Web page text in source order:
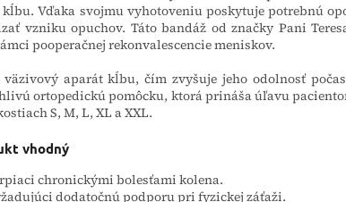
kĺbu. Vďaka svojmu vyhotoveniu poskytuje potrebnú
vzniku opuchov. Táto bandáž od značky Pani
pooperačnej rekonvalescencie meniskov.
aparát kĺbu, čím zvyšuje jeho odolnosť
ortopedickú pomôcku, ktorá prináša úľavu
S, M, L, XL a XXL.
vhodný
chronickými bolesťami kolena.
dodatočnú podporu pri fyzickej záťaži.